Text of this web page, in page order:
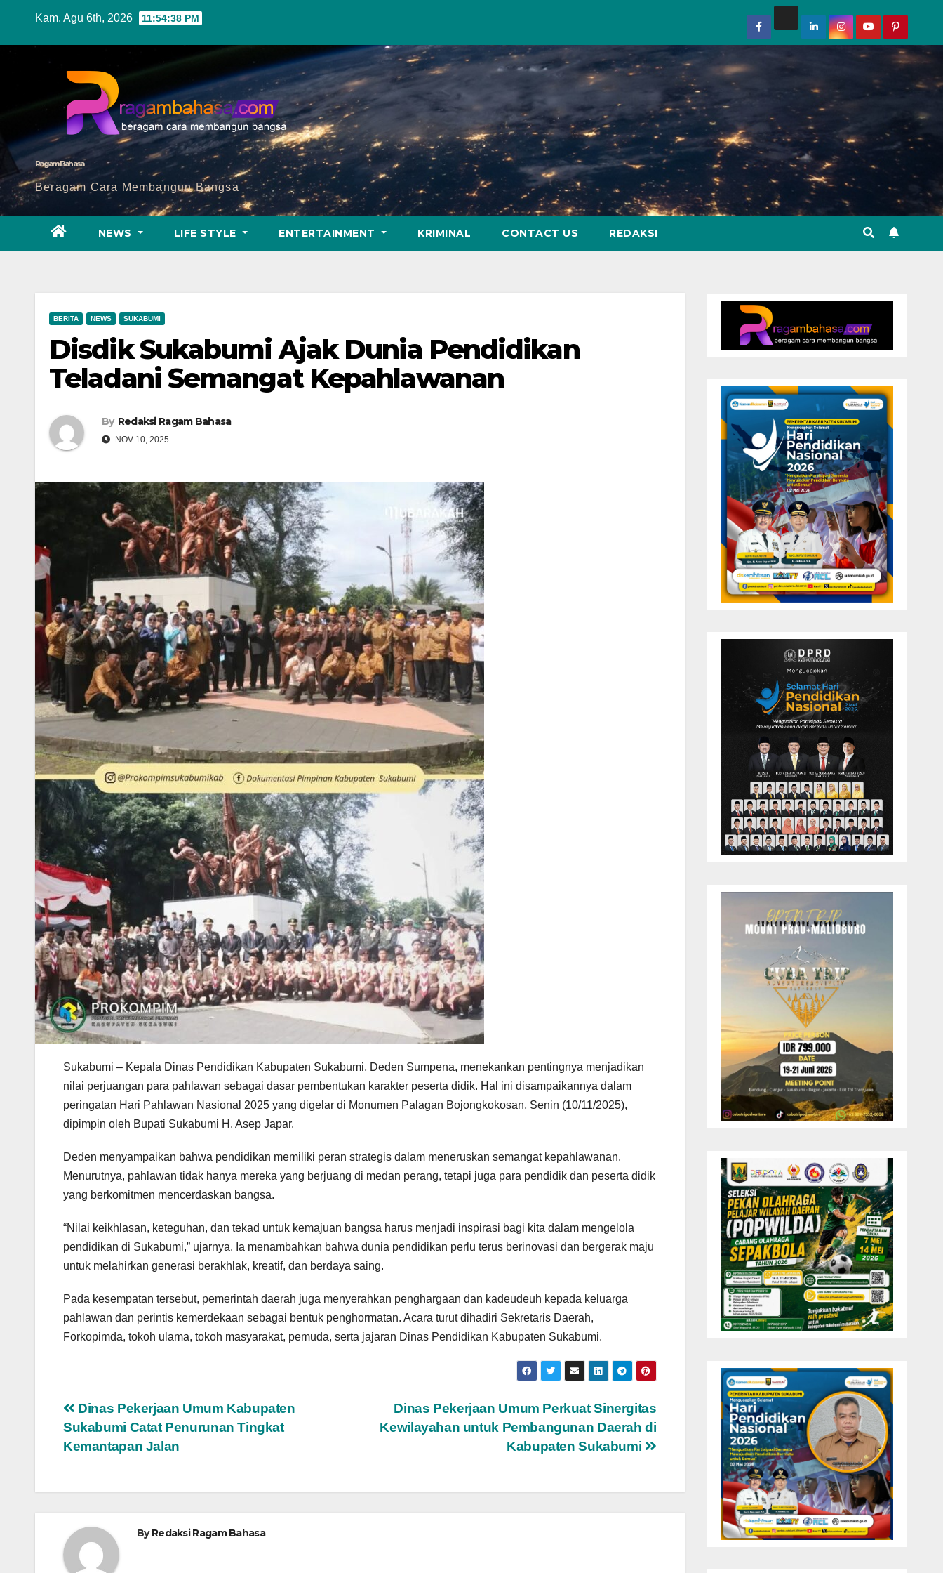
Kam. Agu 6th, 2026 11:54:39 PM
Ragam Bahasa
Beragam Cara Membangun Bangsa
NEWS LIFE STYLE ENTERTAINMENT KRIMINAL CONTACT US REDAKSI
BERITA NEWS SUKABUMI
Disdik Sukabumi Ajak Dunia Pendidikan
Teladani Semangat Kepahlawanan
By Redaksi Ragam Bahasa
NOV 10, 2025
Sukabumi – Kepala Dinas Pendidikan Kabupaten Sukabumi, Deden Sumpena, menekankan pentingnya menjadikan
nilai perjuangan para pahlawan sebagai dasar pembentukan karakter peserta didik. Hal ini disampaikannya dalam
peringatan Hari Pahlawan Nasional 2025 yang digelar di Monumen Palagan Bojongkokosan, Senin (10/11/2025),
dipimpin oleh Bupati Sukabumi H. Asep Japar.
Deden menyampaikan bahwa pendidikan memiliki peran strategis dalam meneruskan semangat kepahlawanan.
Menurutnya, pahlawan tidak hanya mereka yang berjuang di medan perang, tetapi juga para pendidik dan peserta didik
yang berkomitmen mencerdaskan bangsa.
“Nilai keikhlasan, keteguhan, dan tekad untuk kemajuan bangsa harus menjadi inspirasi bagi kita dalam mengelola
pendidikan di Sukabumi,” ujarnya. Ia menambahkan bahwa dunia pendidikan perlu terus berinovasi dan bergerak maju
untuk melahirkan generasi berakhlak, kreatif, dan berdaya saing.
Pada kesempatan tersebut, pemerintah daerah juga menyerahkan penghargaan dan kadeudeuh kepada keluarga
pahlawan dan perintis kemerdekaan sebagai bentuk penghormatan. Acara turut dihadiri Sekretaris Daerah,
Forkopimda, tokoh ulama, tokoh masyarakat, pemuda, serta jajaran Dinas Pendidikan Kabupaten Sukabumi.
Navigasi
pos
Dinas Pekerjaan Umum Perkuat Sinergitas
Kewilayahan untuk Pembangunan Daerah di
Kabupaten Sukabumi
Dinas Pekerjaan Umum Kabupaten
Sukabumi Catat Penurunan Tingkat
Kemantapan Jalan
ByRedaksi Ragam Bahasa